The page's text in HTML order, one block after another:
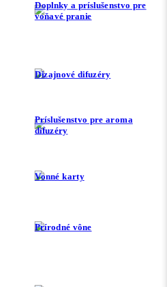
Doplnky a príslušenstvo pre
voňavé pranie
Dizajnové difuzéry
Príslušenstvo pre aroma
difuzéry
Vonné karty
Prírodné vône